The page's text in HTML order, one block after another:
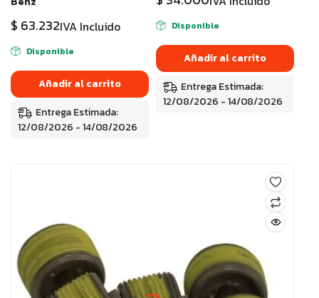
$ 63.232IVA Incluido
Disponible
Añadir al carrito
Entrega Estimada:
12/08/2026 - 14/08/2026
Disponible
Añadir al carrito
Entrega Estimada:
12/08/2026 - 14/08/2026